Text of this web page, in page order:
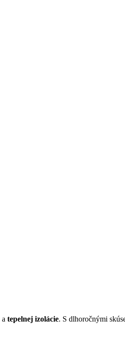
a tepelnej izolácie. S dlhoročnými